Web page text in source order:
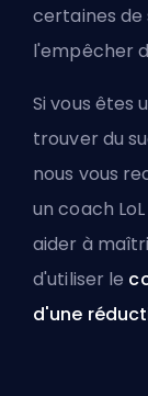
certaines
l'empêcher
Si vous êtes
trouver du
nous vous
un coach
aider à
d'utiliser le
d'une